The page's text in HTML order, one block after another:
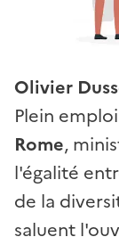
Olivier
Plein
Rome,
l'égalité
de la
saluent